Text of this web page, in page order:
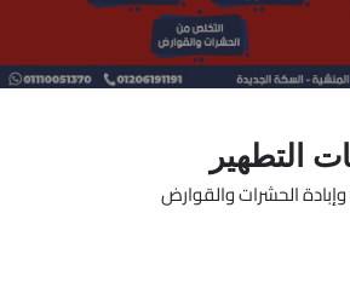
التطهير
الحشرات والقوارض